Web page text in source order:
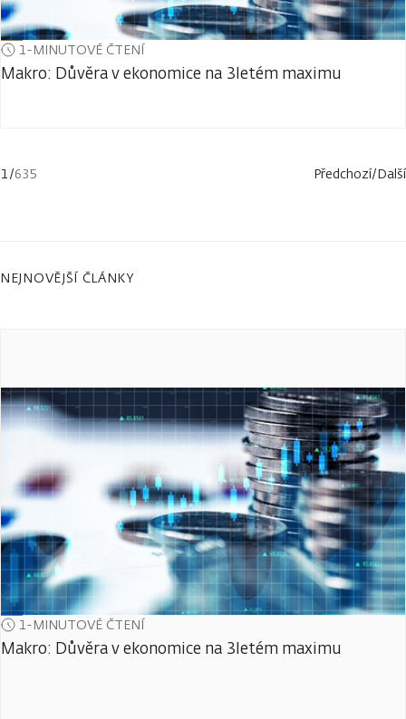
1-MINUTOVÉ ČTENÍ
Makro: Důvěra v ekonomice na 3letém maximu
1/635 Předchozí/Další
NEJNOVĚJŠÍ ČLÁNKY
1-MINUTOVÉ ČTENÍ
Makro: Důvěra v ekonomice na 3letém maximu